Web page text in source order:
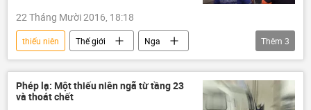
22 Tháng Mười 2016, 18:18
thiếu niên Thế giới
Nga
Liên bang Nga
Bộ Các tình huống khẩn cấp LB Nga
AN-148
Thêm 3
Phép lạ: Một thiếu niên ngã từ tầng 23
và thoát chết